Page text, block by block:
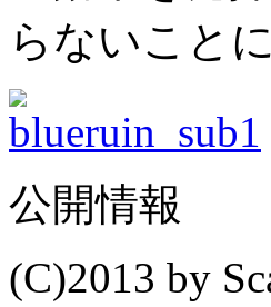
らないこと
公開情報
(C)2013 by